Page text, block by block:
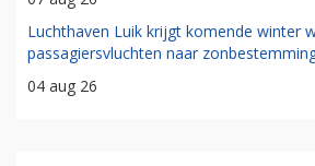
Luchthaven Luik krijgt komende winter
passagiersvluchten naar
04 aug 26